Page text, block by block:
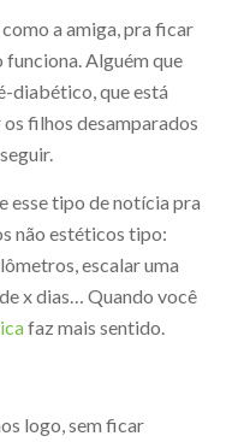
a amiga, pra ficar
Alguém que
diabético, que está
filhos desamparados
esse tipo de notícia pra
não estéticos tipo:
escalar uma
x dias… Quando você
faz mais sentido.
logo, sem ficar